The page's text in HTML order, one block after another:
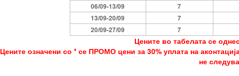
06/09-13/09
7
13/09-20/09
7
20/09-27/09
7
Цените во табелата се
Цените означени со * се ПРОМО цени за 30% уплата на
не